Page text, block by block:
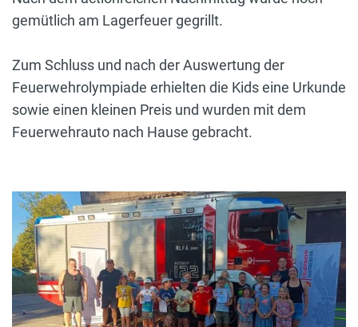
gemütlich am Lagerfeuer gegrillt.
Zum Schluss und nach der Auswertung der
Feuerwehrolympiade erhielten die Kids eine Urkunde
sowie einen kleinen Preis und wurden mit dem
Feuerwehrauto nach Hause gebracht.